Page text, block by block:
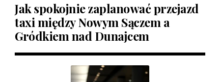
Jak spokojnie zaplanować przejazd
taxi między Nowym Sączem a
Gródkiem nad Dunajcem